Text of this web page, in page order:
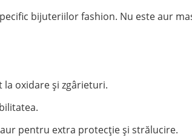
bijuteriilor fashion. Nu este aur
oxidare și zgârieturi.
pentru extra protecție și strălucire.